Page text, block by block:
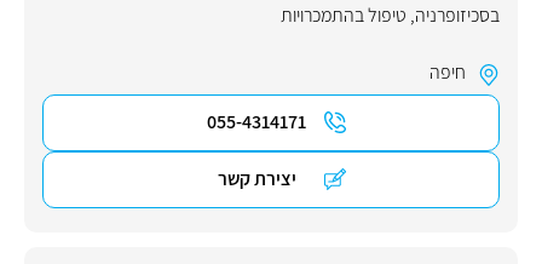
בסכיזופרניה, טיפול בהתמכרויות
חיפה
055-4314171
יצירת קשר